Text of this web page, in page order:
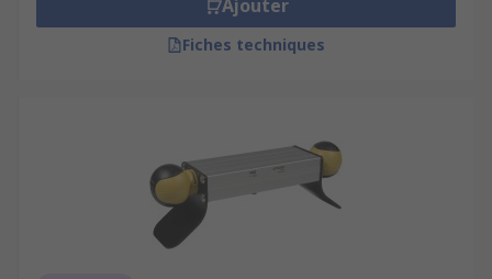
Ajouter
Fiches techniques